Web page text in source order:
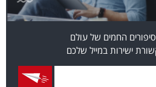
החמים של עולם
ישירות במייל שלכם